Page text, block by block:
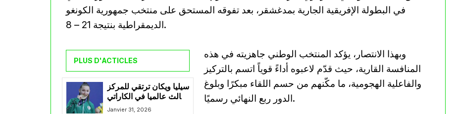
في البطولة الإفريقية الجارية بمدغشقر، بعد تفوقه المستحق على منتخب جمهورية الكونغو
الديمقراطية بنتيجة 21 – 8.
PLUS D'ACTICLES
سيليا ويكان ترتقي للمركز
الثالث عالميا في الكاراتي
دو
Janvier 31, 2026
وبهذا الانتصار، يؤكد المنتخب الوطني جاهزيته في هذه
المنافسة القارية، حيث قدّم لاعبوه أداءً قوياً اتسم بالتركيز
والفاعلية الهجومية، ما مكّنهم من حسم اللقاء مبكرًا وبلوغ
الدور ربع النهائي رسميًا.